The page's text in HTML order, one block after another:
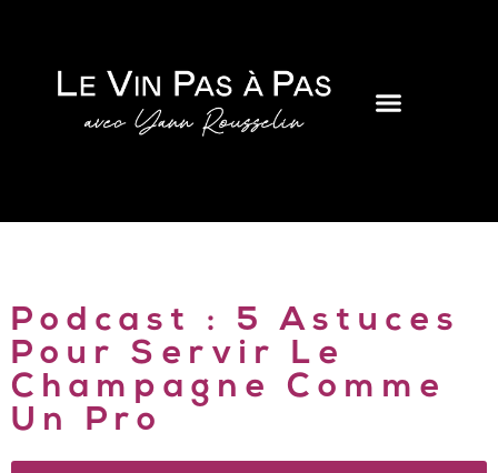
Podcast : 5 Astuces
Pour Servir Le
Champagne Comme
Un Pro